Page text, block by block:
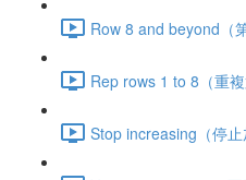
Row 8 and beyond（
Rep rows 1 to 8（重
Stop increasing（停